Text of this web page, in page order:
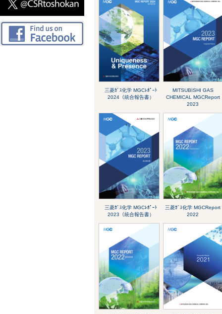
三菱ｶﾞｽ化学 MGCﾚﾎﾟｰﾄ
2024（統合報告書）
MITSUBISHI GAS
CHEMICAL MGCReport
2023
三菱ｶﾞｽ化学 MGCﾚﾎﾟｰﾄ
2023（統合報告書）
三菱ｶﾞｽ化学 MGCReport
2022